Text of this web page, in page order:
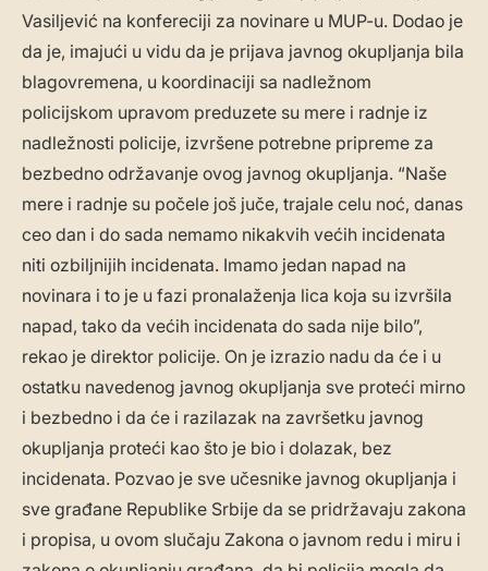
Vasiljević na konfereciji za novinare u MUP-u. Dodao je
da je, imajući u vidu da je prijava javnog okupljanja bila
blagovremena, u koordinaciji sa nadležnom
policijskom upravom preduzete su mere i radnje iz
nadležnosti policije, izvršene potrebne pripreme za
bezbedno održavanje ovog javnog okupljanja. “Naše
mere i radnje su počele još juče, trajale celu noć, danas
ceo dan i do sada nemamo nikakvih većih incidenata
niti ozbiljnijih incidenata. Imamo jedan napad na
novinara i to je u fazi pronalaženja lica koja su izvršila
napad, tako da većih incidenata do sada nije bilo”,
rekao je direktor policije. On je izrazio nadu da će i u
ostatku navedenog javnog okupljanja sve proteći mirno
i bezbedno i da će i razilazak na završetku javnog
okupljanja proteći kao što je bio i dolazak, bez
incidenata. Pozvao je sve učesnike javnog okupljanja i
sve građane Republike Srbije da se pridržavaju zakona
i propisa, u ovom slučaju Zakona o javnom redu i miru i